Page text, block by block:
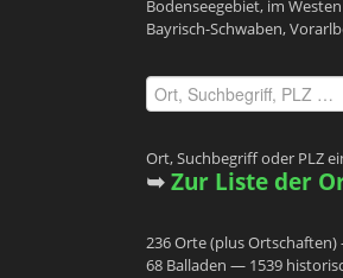
Bodenseegebiet, im
Bayrisch-Schwaben,
Ort, Suchbegriff oder PLZ
➥ Zur Liste der
236 Orte (plus
68 Balladen — 1539